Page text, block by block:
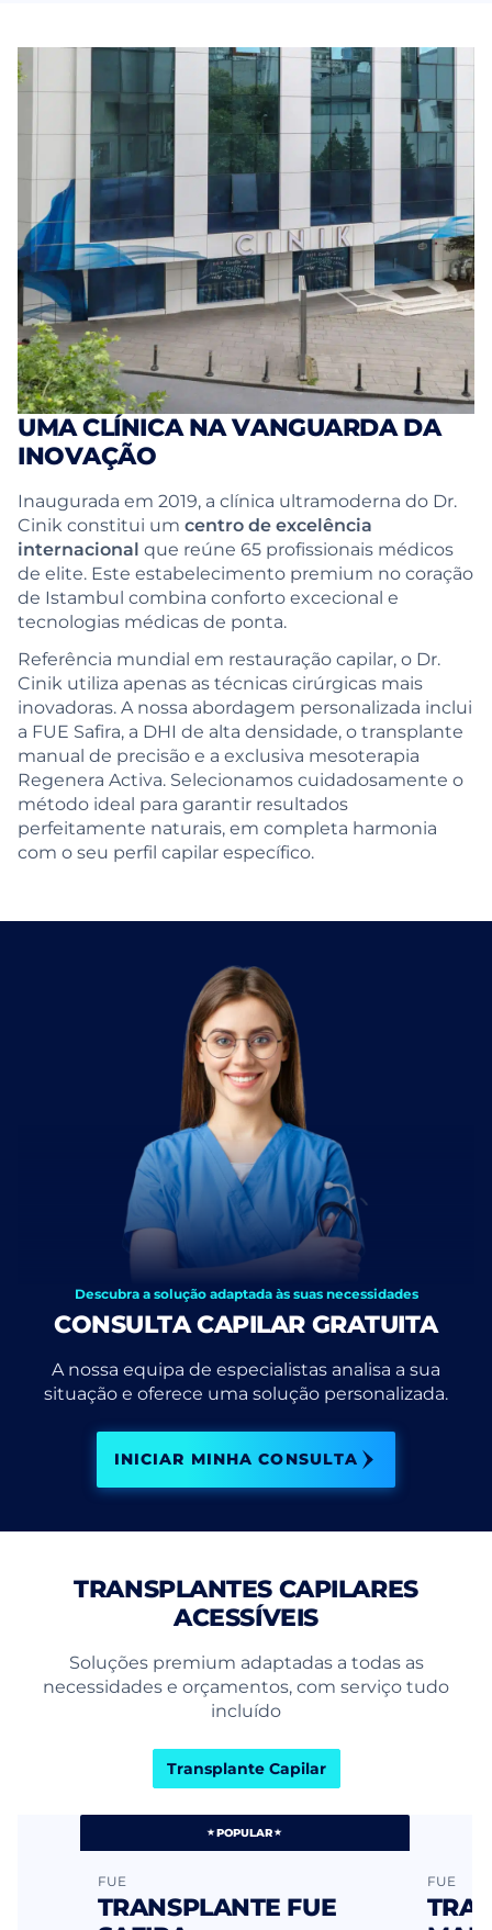
UMA CLÍNICA NA VANGUARDA DA
INOVAÇÃO
Inaugurada em 2019, a clínica ultramoderna do Dr.
Cinik constitui um centro de excelência
internacional que reúne 65 profissionais médicos
de elite. Este estabelecimento premium no coração
de Istambul combina conforto excecional e
tecnologias médicas de ponta.
Referência mundial em restauração capilar, o Dr.
Cinik utiliza apenas as técnicas cirúrgicas mais
inovadoras. A nossa abordagem personalizada inclui
a FUE Safira, a DHI de alta densidade, o transplante
manual de precisão e a exclusiva mesoterapia
Regenera Activa. Selecionamos cuidadosamente o
método ideal para garantir resultados
perfeitamente naturais, em completa harmonia
com o seu perfil capilar específico.
Descubra a solução adaptada às suas necessidades
CONSULTA CAPILAR GRATUITA
A nossa equipa de especialistas analisa a sua
situação e oferece uma solução personalizada.
INICIAR MINHA CONSULTA
TRANSPLANTES CAPILARES
ACESSÍVEIS
Soluções premium adaptadas a todas as
necessidades e orçamentos, com serviço tudo
incluído
Transplante Capilar
POPULAR
FUE
TRANSPLANTE FUE
FUE